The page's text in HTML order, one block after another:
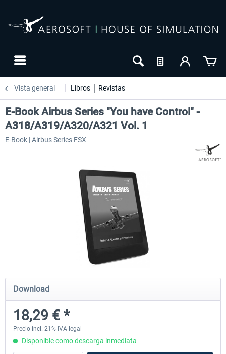
Vista general Libros │ Revistas
E-Book Airbus Series "You have
Control" -...
Simulator 2020
E-Book Airbus Series "You have Control" -
A318/A319/A320/A321 Vol. 1
E-Book | Airbus Series FSX
Download
18,29 € *
Precio incl. 21% IVA legal
Disponible como descarga inmediata